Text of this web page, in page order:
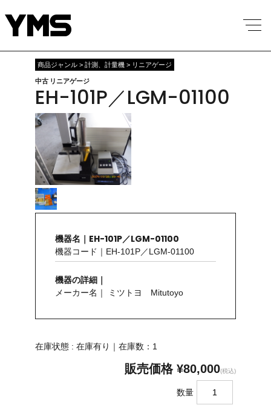
商品ジャンル > 計測、計量機 > リニアゲージ
中古 リニアゲージ
EH-101P／LGM-01100
機器名｜EH-101P／LGM-01100
機器コード｜EH-101P／LGM-01100
機器の詳細｜
メーカー名｜ ミツトヨ Mitutoyo
在庫状態 : 在庫有り｜在庫数：1
販売価格 ¥80,000(税込)
数量